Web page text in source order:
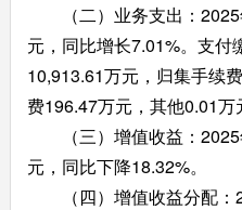
（二）业务支出：2025
元，同比增长7.01%。支付
10,913.61万元，归集手续
费196.47万元，其他0.01万
（三）增值收益：2025
元，同比下降18.32%。
（四）增值收益分配：